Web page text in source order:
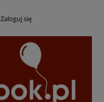
Zaloguj się